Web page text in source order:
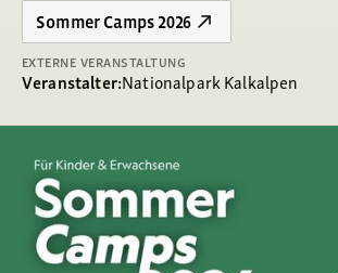
Sommer Camps 2026
EXTERNE VERANSTALTUNG
Veranstalter:Nationalpark Kalkalpen